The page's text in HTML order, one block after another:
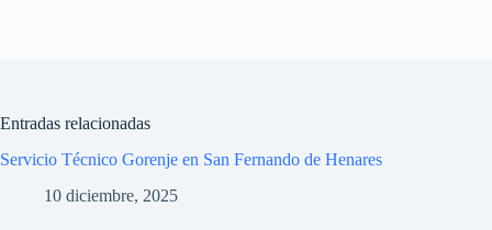
Entradas relacionadas
Servicio Técnico Gorenje en San Fernando de Henares
10 diciembre, 2025